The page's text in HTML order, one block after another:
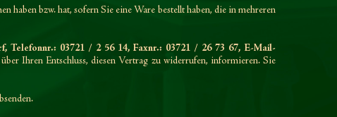
haben bzw. hat, sofern Sie eine Ware bestellt haben, die in mehreren
03721 / 2 56 14, Faxnr.: 03721 / 26 73 67, E-Mail-
Ihren Entschluss, diesen Vertrag zu widerrufen, informieren. Sie